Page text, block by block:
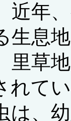
近年
生息
里草
れて
は、